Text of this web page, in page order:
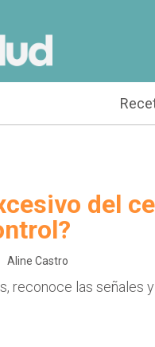
del
Aline Castro
reconoce las señales